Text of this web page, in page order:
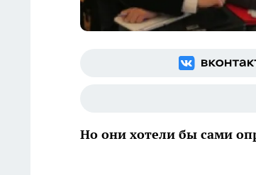
Но они хотели бы сами